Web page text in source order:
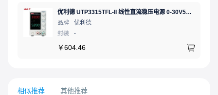
优利德 UTP3315TFL-II 线性直流稳压电源 0-30V5A 低噪声高精度实验电源
品牌
优利德
封装
-
￥604.46
相似推荐 其他推荐